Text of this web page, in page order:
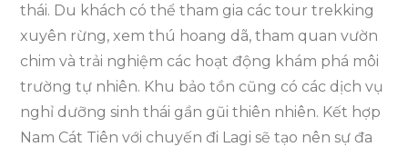
thái. Du khách có thể tham gia các tour trekking
xuyên rừng, xem thú hoang dã, tham quan vườn
chim và trải nghiệm các hoạt động khám phá môi
trường tự nhiên. Khu bảo tồn cũng có các dịch vụ
nghỉ dưỡng sinh thái gần gũi thiên nhiên. Kết hợp
Nam Cát Tiên với chuyến đi Lagi sẽ tạo nên sự đa